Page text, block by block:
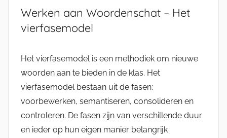
Werken aan Woordenschat – Het
vierfasemodel
Het vierfasemodel is een methodiek om nieuwe
woorden aan te bieden in de klas. Het
vierfasemodel bestaan uit de fasen:
voorbewerken, semantiseren, consolideren en
controleren. De fasen zijn van verschillende duur
en ieder op hun eigen manier belangrijk